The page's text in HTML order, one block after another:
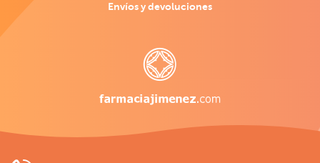
Envíos y devoluciones